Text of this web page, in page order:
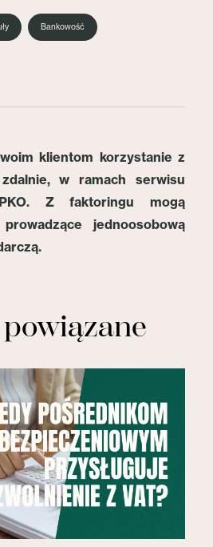
Bankowość
klientom korzystanie z
w ramach serwisu
Z faktoringu mogą
jednoosobową